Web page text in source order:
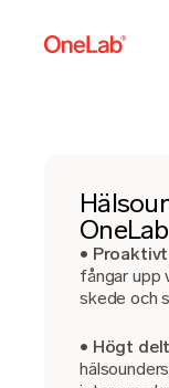
OneLab
•
fångar upp
skede och
• Högt